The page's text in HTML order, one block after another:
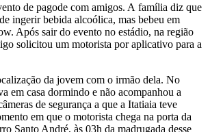
de pagode com amigos. A família diz que
ingerir bebida alcoólica, mas bebeu em
Após sair do evento no estádio, na região
solicitou um motorista por aplicativo para a
da jovem com o irmão dela. No
em casa dormindo e não acompanhou a
de segurança a que a Itatiaia teve
em que o motorista chega na porta da
Santo André, às 03h da madrugada desse